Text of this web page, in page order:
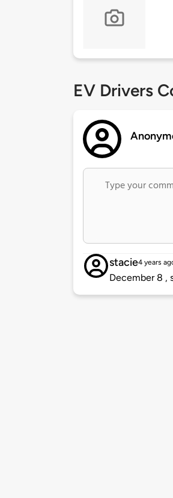
EV Drivers
stacie4 years
December 8 ,